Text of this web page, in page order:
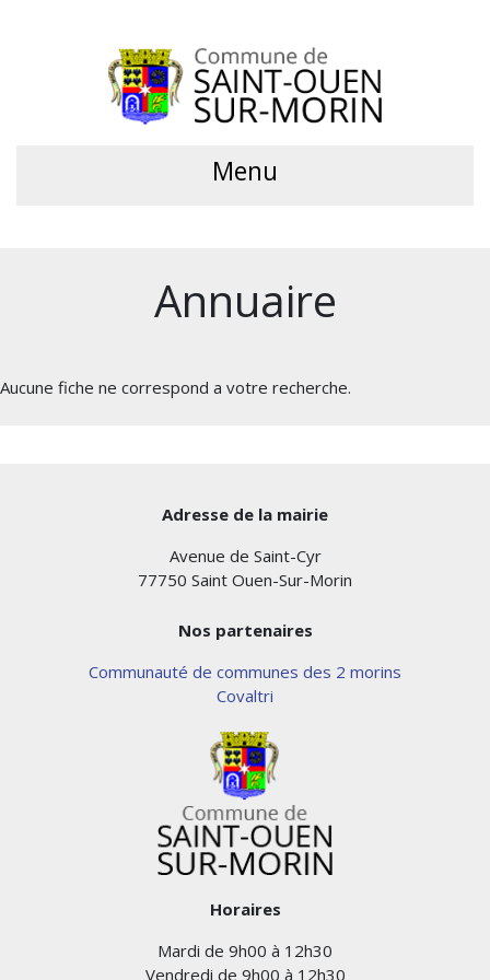
Menu
Annuaire
Aucune fiche ne correspond a votre recherche.
Adresse de la mairie
Avenue de Saint-Cyr
77750 Saint Ouen-Sur-Morin
Nos partenaires
Communauté de communes des 2 morins
Covaltri
Horaires
Mardi de 9h00 à 12h30
Vendredi de 9h00 à 12h30